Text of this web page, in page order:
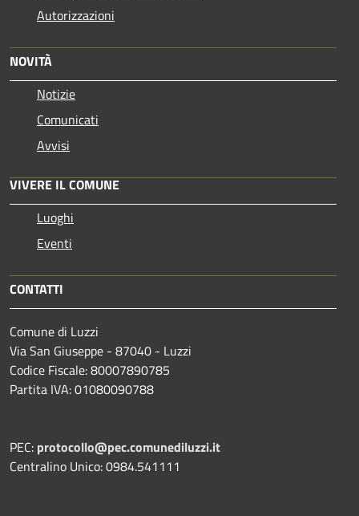
Autorizzazioni
NOVITÀ
Notizie
Comunicati
Avvisi
VIVERE IL COMUNE
Luoghi
Eventi
CONTATTI
Comune di Luzzi
Via San Giuseppe - 87040 - Luzzi
Codice Fiscale: 80007890785
Partita IVA: 01080090788
PEC: protocollo@pec.comunediluzzi.it
Centralino Unico: 0984.541111